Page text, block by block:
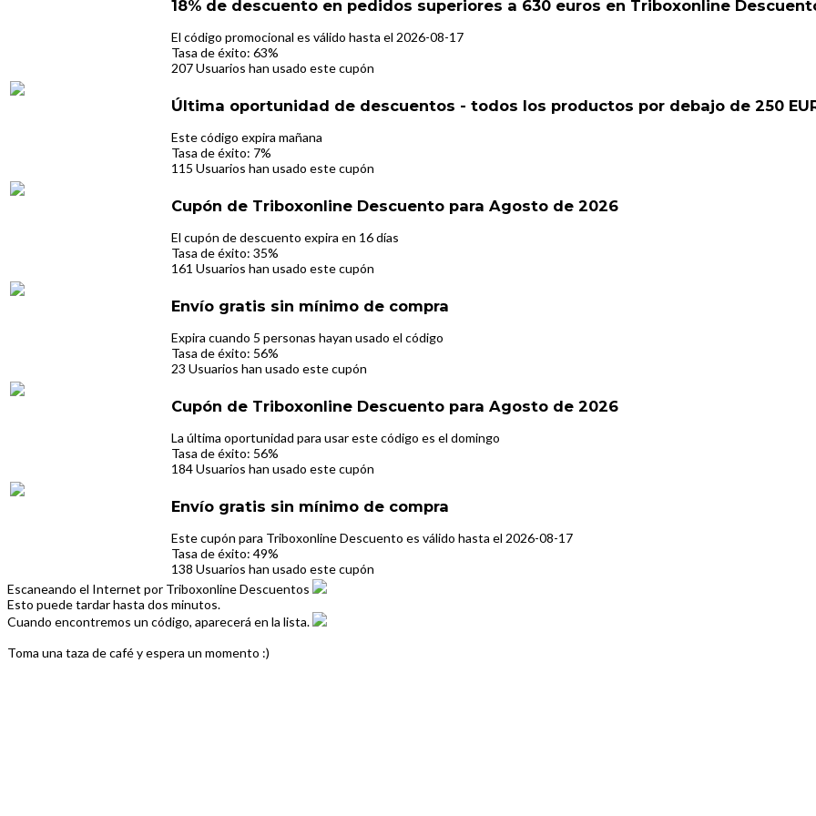
18% de descuento en pedidos superiores a 630 euros en Triboxonline
El código promocional es válido hasta el 2026-08-17
Tasa de éxito: 63%
207 Usuarios han usado este cupón
Última oportunidad de descuentos - todos los productos por debajo de 250
Este código expira mañana
Tasa de éxito: 7%
115 Usuarios han usado este cupón
Cupón de Triboxonline Descuento para Agosto de 2026
El cupón de descuento expira en 16 días
Tasa de éxito: 35%
161 Usuarios han usado este cupón
Envío gratis sin mínimo de compra
Expira cuando 5 personas hayan usado el código
Tasa de éxito: 56%
23 Usuarios han usado este cupón
Cupón de Triboxonline Descuento para Agosto de 2026
La última oportunidad para usar este código es el domingo
Tasa de éxito: 56%
184 Usuarios han usado este cupón
Envío gratis sin mínimo de compra
Este cupón para Triboxonline Descuento es válido hasta el 2026-08-17
Tasa de éxito: 49%
138 Usuarios han usado este cupón
Escaneando el Internet por Triboxonline Descuentos
Esto puede tardar hasta dos minutos.
Cuando encontremos un código, aparecerá en la lista.
Toma una taza de café y espera un momento :)